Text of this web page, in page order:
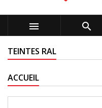
 
TEINTES RAL
ACCUEIL